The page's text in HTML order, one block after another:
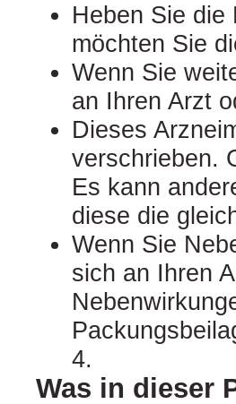
Heben Sie die
möchten Sie
Wenn Sie
an Ihren Arzt
Dieses
verschrieben.
Es kann
diese die
Wenn Sie
sich an Ihren
4.
Was in dieser